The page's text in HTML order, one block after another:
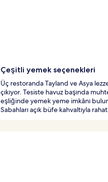
Çeşitli yemek seçenekleri
Üç restoranda Tayland ve Asya
çıkıyor. Tesiste havuz başında
eşliğinde yemek yeme imkânı
Sabahları açık büfe kahvaltıyla